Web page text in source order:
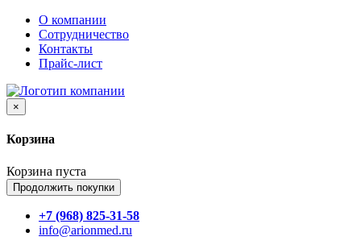
О компании
Сотрудничество
Контакты
Прайс-лист
×
Корзина
Корзина пуста
Продолжить покупки
+7 (968) 825-31-58
info@arionmed.ru